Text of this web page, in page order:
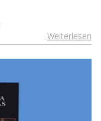
Weiterlesen